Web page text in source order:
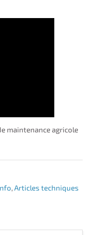
maintenance agricole
Articles techniques